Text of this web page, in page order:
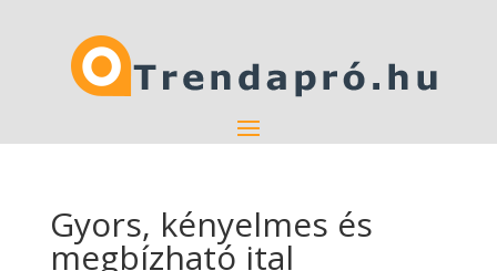
Gyors, kényelmes és
megbízható ital